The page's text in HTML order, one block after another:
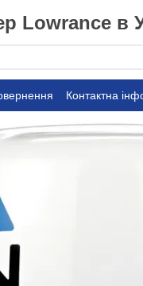
Lowrance в
Контактна